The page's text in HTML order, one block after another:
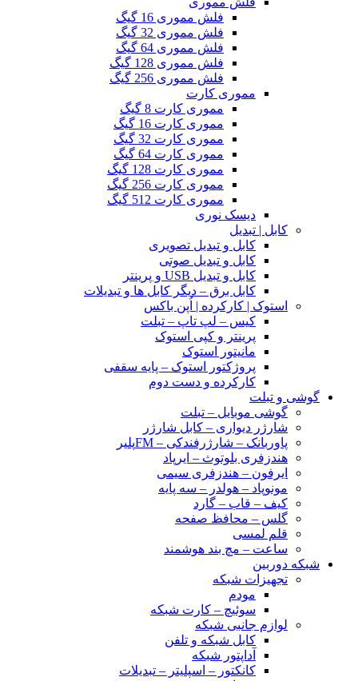
فلش مموری 16 گیگ
فلش مموری 32 گیگ
فلش مموری 64 گیگ
فلش مموری 128 گیگ
فلش مموری 256 گیگ
مموری کارت
مموری کارت 8 گیگ
مموری کارت 16 گیگ
مموری کارت 32 گیگ
مموری کارت 64 گیگ
مموری کارت 128 گیگ
مموری کارت 256 گیگ
مموری کارت 512 گیگ
دیسک نوری
کابل | تبدیل
کابل و تبدیل تصویری
کابل و تبدیل صوتی
کابل و تبدیل USB و پرینتر
کابل برق – دیگر کابل ها و تبدیلات
استوک | کارکرده | اُپن باکس
کیس – لپ تاپ – تبلت
پرینتر و کپی استوک
مانیتور استوک
پروژکتور استوک – پایه سقفی
کارکرده و دست دوم
گوشی و تبلت
گوشی موبایل – تبلت
شارژر دیواری – کابل شارژر
پاوربانک – شارژرفندکی – FMپلیر
هندزفری بلوتوث – ایرپاد
ایرفون – هندزفری سیمی
مونوپاد – هولدر – سه پایه
کیف – قاب – گارد
گلس – محافظ صفحه
قلم لمسی
ساعت – مچ بند هوشمند
شبکه دوربین
تجهیزات شبکه
مودم
سوئیچ – کارت شبکه
لوازم جانبی شبکه
کابل شبکه و تلفن
آداپتور شبکه
کانکتور – اسپلیتر – تبدیلات